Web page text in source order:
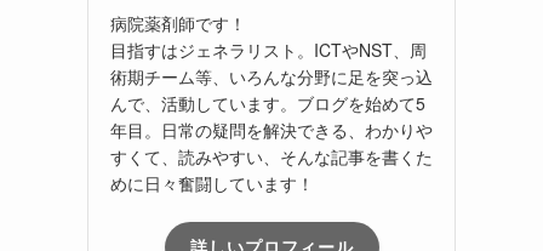
病院薬剤師です！
目指すはジェネラリスト。ICTやNST、周
術期チーム等、いろんな分野に足を突っ込
んで、活動しています。ブログを始めて5
年目。日常の疑問を解決できる、わかりや
すくて、読みやすい、そんな記事を書くた
めに日々奮闘しています！